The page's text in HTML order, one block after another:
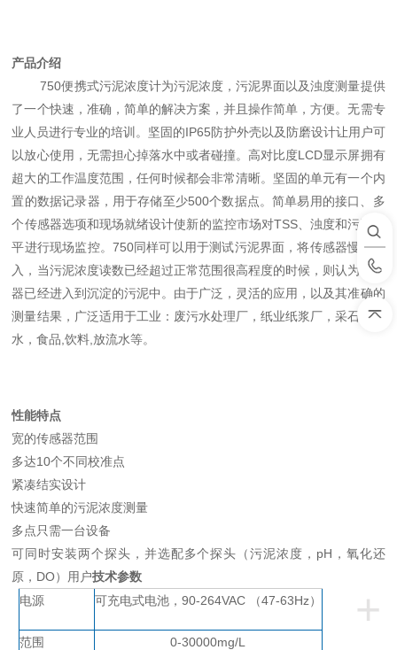
产品介绍
750便携式污泥浓度计为污泥浓度，污泥界面以及浊度测量提供
了一个快速，准确，简单的解决方案，并且操作简单，方便。无需专
业人员进行专业的培训。坚固的IP65防护外壳以及防磨设计让用户可
以放心使用，无需担心掉落水中或者碰撞。高对比度LCD显示屏拥有
超大的工作温度范围，任何时候都会非常清晰。坚固的单元有一个内
置的数据记录器，用于存储至少500个数据点。简单易用的接口、多
个传感器选项和现场就绪设计使新的监控市场对TSS、浊度和污泥水
平进行现场监控。750同样可以用于测试污泥界面，将传感器慢慢浸
入，当污泥浓度读数已经超过正常范围很高程度的时候，则认为传感
器已经进入到沉淀的污泥中。由于广泛，灵活的应用，以及其准确的
测量结果，广泛适用于工业：废污水处理厂，纸业纸浆厂，采石厂废
水，食品,饮料,放流水等。
性能特点
宽的传感器范围
多达10个不同校准点
紧凑结实设计
快速简单的污泥浓度测量
多点只需一台设备
可同时安装两个探头，并选配多个探头（污泥浓度， pH，氧化还
原，DO）用户技术参数
+
电源 可充电式电池， 90-264VAC （47-63Hz）
范围 0-30000mg/L